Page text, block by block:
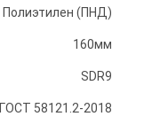
Полиэтилен (ПНД)
160мм
SDR9
ГОСТ 58121.2-2018